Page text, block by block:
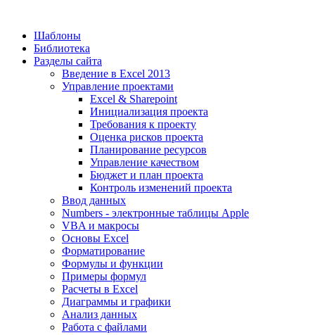
Шаблоны
Библиотека
Разделы сайта
Введение в Excel 2013
Управление проектами
Excel & Sharepoint
Инициализация проекта
Требования к проекту
Оценка рисков проекта
Планирование ресурсов
Управление качеством
Бюджет и план проекта
Контроль изменений проекта
Ввод данных
Numbers - электронные таблицы Apple
VBA и макросы
Основы Excel
Форматирование
Формулы и функции
Примеры формул
Расчеты в Excel
Диаграммы и графики
Анализ данных
Работа с файлами